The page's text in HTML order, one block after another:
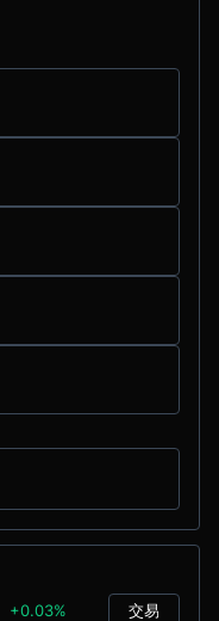
+0.03% 交易